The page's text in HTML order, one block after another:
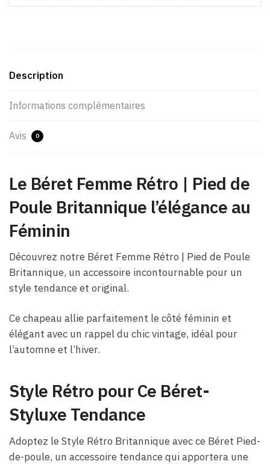
Description
Informations complémentaires
Avis 0
Le Béret Femme Rétro | Pied de
Poule Britannique l’élégance au
Féminin
Découvrez notre Béret Femme Rétro | Pied de Poule
Britannique, un accessoire incontournable pour un
style tendance et original.
Ce chapeau allie parfaitement le côté féminin et
élégant avec un rappel du chic vintage, idéal pour
l’automne et l’hiver.
Style Rétro pour Ce Béret-
Styluxe Tendance
Adoptez le Style Rétro Britannique avec ce Béret Pied-
de-poule, un accessoire tendance qui apportera une